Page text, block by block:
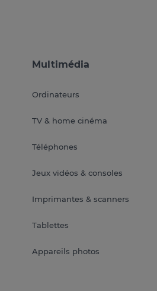
Multimédia
Ordinateurs
TV & home cinéma
Téléphones
Jeux vidéos & consoles
Imprimantes & scanners
Tablettes
Appareils photos